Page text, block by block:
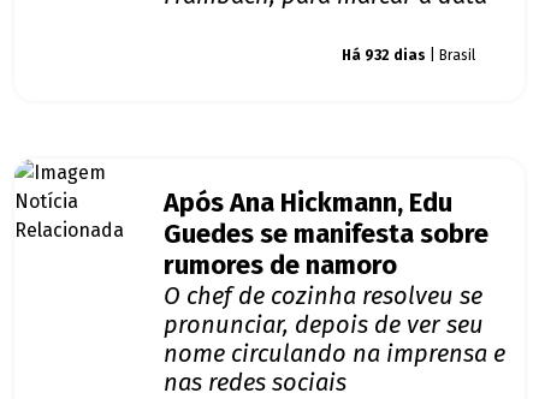
Há 932 dias | Brasil
Após Ana Hickmann, Edu
Guedes se manifesta sobre
rumores de namoro
O chef de cozinha resolveu se
pronunciar, depois de ver seu
nome circulando na imprensa e
nas redes sociais